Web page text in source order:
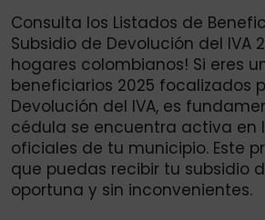
Consulta los Listados de
Subsidio de Devolución del IVA
hogares colombianos! Si eres
beneficiarios 2025 focalizados
Devolución del IVA, es
cédula se encuentra activa en
oficiales de tu municipio. Este
que puedas recibir tu subsidio
oportuna y sin inconvenientes.